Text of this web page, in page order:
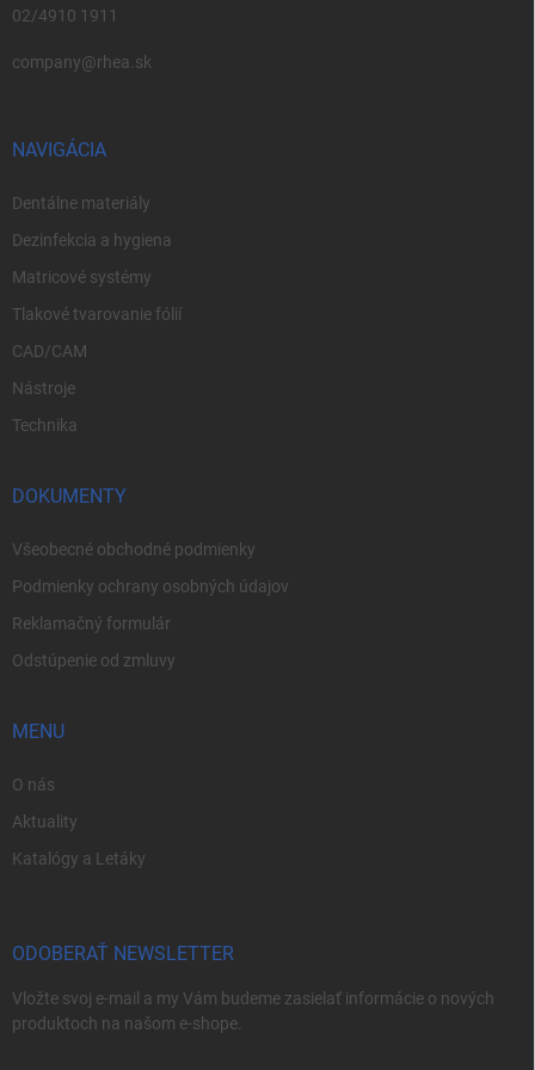
02/4910 1911
company@rhea.sk
NAVIGÁCIA
Dentálne materiály
Dezinfekcia a hygiena
Matricové systémy
Tlakové tvarovanie fólií
CAD/CAM
Nástroje
Technika
DOKUMENTY
Všeobecné obchodné podmienky
Podmienky ochrany osobných údajov
Reklamačný formulár
Odstúpenie od zmluvy
MENU
O nás
Aktuality
Katalógy a Letáky
ODOBERAŤ NEWSLETTER
Vložte svoj e-mail a my Vám budeme zasielať informácie o nových
produktoch na našom e-shope.